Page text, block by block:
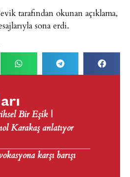
tarafından okunan açıklama,
sona erdi.
Bir Eşik |
Karakaş anlatıyor
karşı barışı